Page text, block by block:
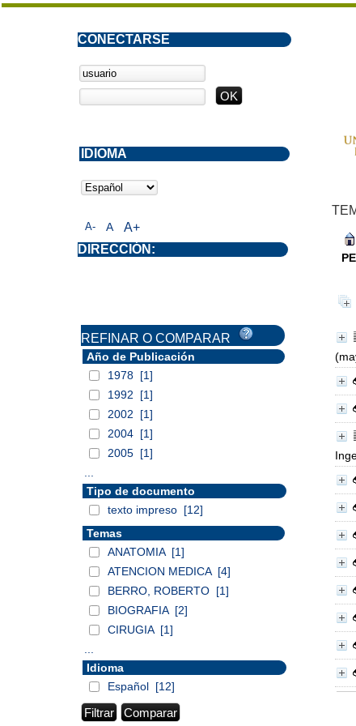
A- A A+
CONECTARSE
DIRECCIÓN:
IDIOMA
REFINAR O COMPARAR
Año de Publicación
1978 [1]
1992
[1]
2002
[1]
2004 [1]
2005 [1]
Tipo de documento
texto impreso [12]
Temas
ANATOMIA [1]
ATENCION MEDICA [4]
BERRO, ROBERTO [1]
BIOGRAFIA [2]
CIRUGIA [1]
Idioma
Español [12]